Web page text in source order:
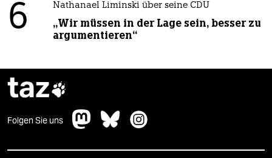
6 Nathanael Liminski über seine CDU
„Wir müssen in der Lage sein, besser zu
argumentieren“
taz
Folgen Sie uns